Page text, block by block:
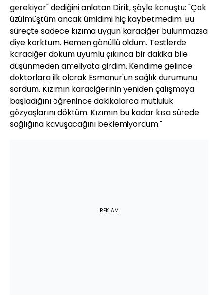
gerekiyor" dediğini anlatan Dirik, şöyle konuştu: "Çok
üzülmüştüm ancak ümidimi hiç kaybetmedim. Bu
süreçte sadece kızıma uygun karaciğer bulunmazsa
diye korktum. Hemen gönüllü oldum. Testlerde
karaciğer dokum uyumlu çıkınca bir dakika bile
düşünmeden ameliyata girdim. Kendime gelince
doktorlara ilk olarak Esmanur'un sağlık durumunu
sordum. Kızımın karaciğerinin yeniden çalışmaya
başladığını öğrenince dakikalarca mutluluk
gözyaşlarını döktüm. Kızımın bu kadar kısa sürede
sağlığına kavuşacağını beklemiyordum."
REKLAM